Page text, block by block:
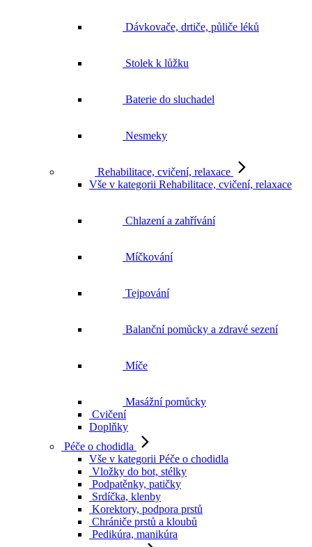
Dávkovače, drtiče, půliče léků
Stolek k lůžku
Baterie do sluchadel
Nesmeky
Rehabilitace, cvičení, relaxace
Vše v kategorii Rehabilitace, cvičení, relaxace
Chlazení a zahřívání
Míčkování
Tejpování
Balanční pomůcky a zdravé sezení
Míče
Masážní pomůcky
Cvičení
Doplňky
Péče o chodidla
Vše v kategorii Péče o chodidla
Vložky do bot, stélky
Podpatěnky, patičky
Srdíčka, klenby
Korektory, podpora prstů
Chrániče prstů a kloubů
Pedikúra, manikúra